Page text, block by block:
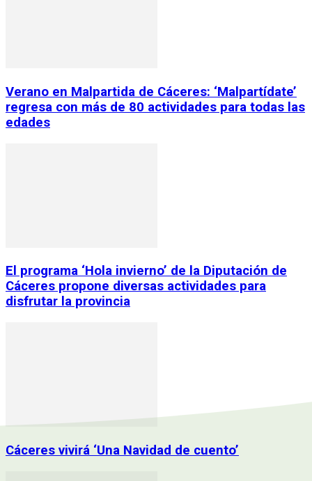
Verano en Malpartida de Cáceres: ‘Malpartídate’
regresa con más de 80 actividades para todas las
edades
El programa ‘Hola invierno’ de la Diputación de
Cáceres propone diversas actividades para
disfrutar la provincia
Cáceres vivirá ‘Una Navidad de cuento’